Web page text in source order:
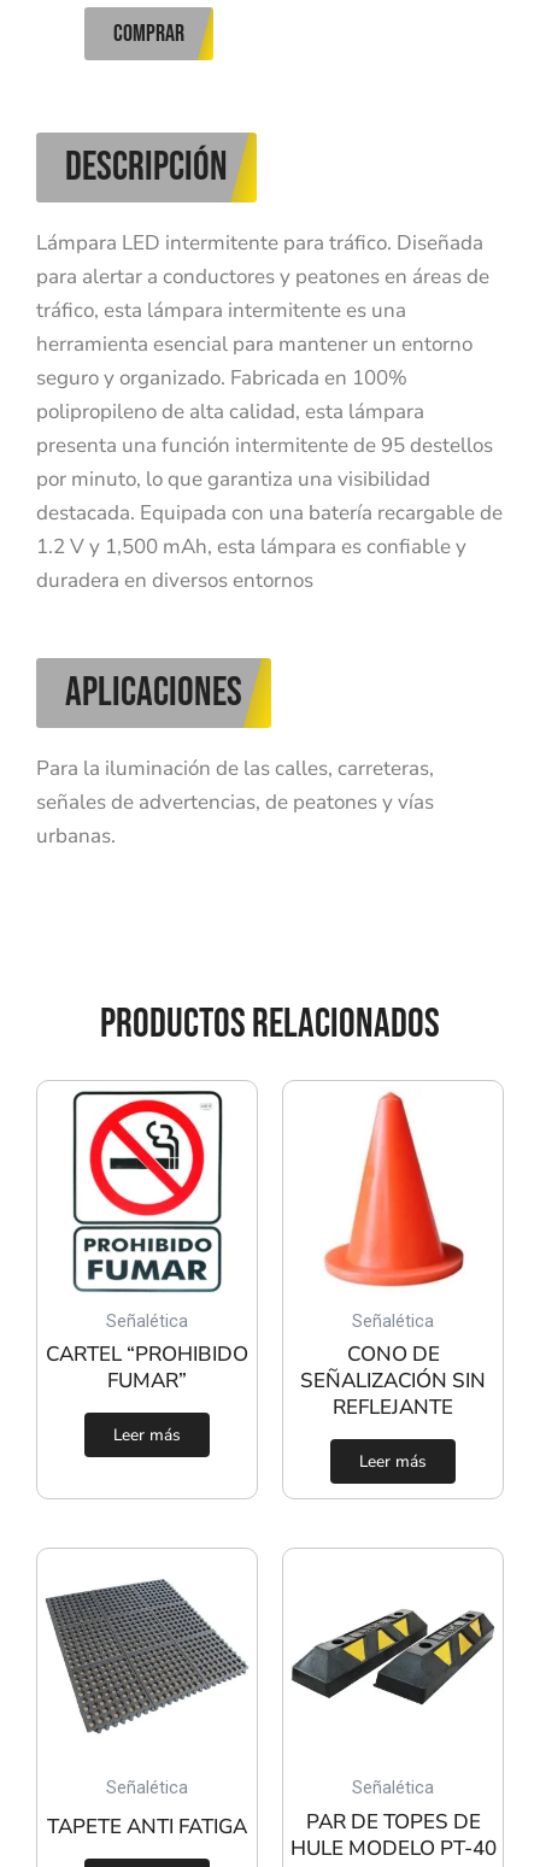
COMPRAR
DESCRIPCIÓN
Lámpara LED intermitente para tráfico. Diseñada
para alertar a conductores y peatones en áreas de
tráfico, esta lámpara intermitente es una
herramienta esencial para mantener un entorno
seguro y organizado. Fabricada en 100%
polipropileno de alta calidad, esta lámpara
presenta una función intermitente de 95 destellos
por minuto, lo que garantiza una visibilidad
destacada. Equipada con una batería recargable de
1.2 V y 1,500 mAh, esta lámpara es confiable y
duradera en diversos entornos
aplicaciones
Para la iluminación de las calles, carreteras,
señales de advertencias, de peatones y vías
urbanas.
PRODUCTOS RELACIONADOS
Señalética
CARTEL “PROHIBIDO
FUMAR”
Leer más
Señalética
CONO DE
SEÑALIZACIÓN SIN
REFLEJANTE
Leer más
Señalética
TAPETE ANTI FATIGA
Señalética
PAR DE TOPES DE
HULE MODELO PT-40